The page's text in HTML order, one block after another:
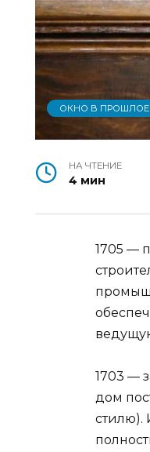
ОКНО В ПРОШЛОЕ
НА ЧТЕНИЕ
4 мин
1705 —
1703 —
дом
стилю).